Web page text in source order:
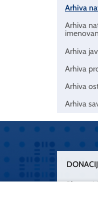
Arhiva
Arhiva
Arhiva
Arhiva
Arhiva
Arhiva